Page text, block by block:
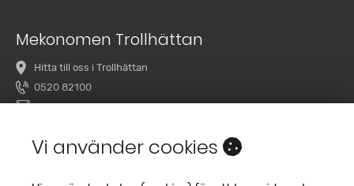
Mekonomen Trollhättan
Hitta till oss i Trollhättan
0520 82100
overby@mekonomenbilverkstad.se
Vi använder cookies